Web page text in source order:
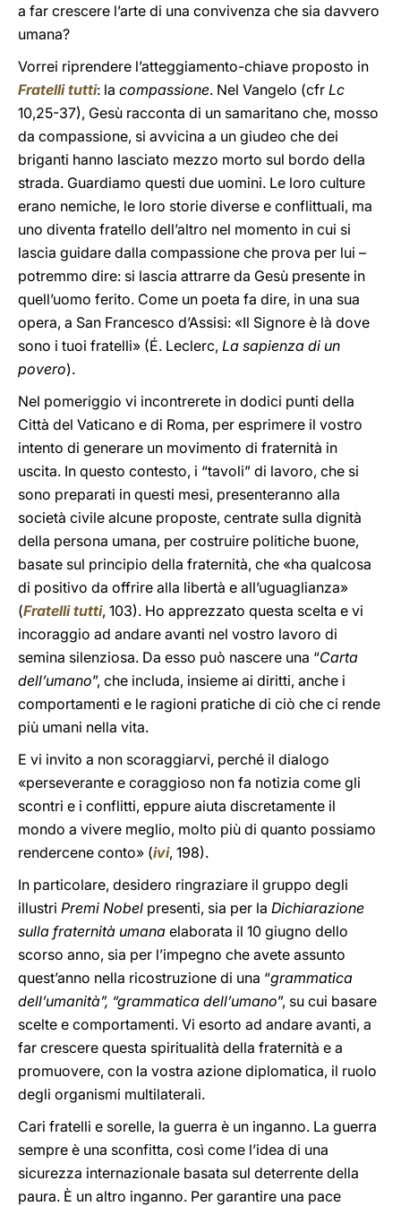
a far crescere l’arte di una convivenza che sia davvero
umana?
Vorrei riprendere l’atteggiamento-chiave proposto in
Fratelli tutti: la compassione. Nel Vangelo (cfr Lc
10,25-37), Gesù racconta di un samaritano che, mosso
da compassione, si avvicina a un giudeo che dei
briganti hanno lasciato mezzo morto sul bordo della
strada. Guardiamo questi due uomini. Le loro culture
erano nemiche, le loro storie diverse e conflittuali, ma
uno diventa fratello dell’altro nel momento in cui si
lascia guidare dalla compassione che prova per lui –
potremmo dire: si lascia attrarre da Gesù presente in
quell’uomo ferito. Come un poeta fa dire, in una sua
opera, a San Francesco d’Assisi: «Il Signore è là dove
sono i tuoi fratelli» (É. Leclerc, La sapienza di un
povero).
Nel pomeriggio vi incontrerete in dodici punti della
Città del Vaticano e di Roma, per esprimere il vostro
intento di generare un movimento di fraternità in
uscita. In questo contesto, i “tavoli” di lavoro, che si
sono preparati in questi mesi, presenteranno alla
società civile alcune proposte, centrate sulla dignità
della persona umana, per costruire politiche buone,
basate sul principio della fraternità, che «ha qualcosa
di positivo da offrire alla libertà e all’uguaglianza»
(Fratelli tutti, 103). Ho apprezzato questa scelta e vi
incoraggio ad andare avanti nel vostro lavoro di
semina silenziosa. Da esso può nascere una “Carta
dell’umano”, che includa, insieme ai diritti, anche i
comportamenti e le ragioni pratiche di ciò che ci rende
più umani nella vita.
E vi invito a non scoraggiarvi, perché il dialogo
«perseverante e coraggioso non fa notizia come gli
scontri e i conflitti, eppure aiuta discretamente il
mondo a vivere meglio, molto più di quanto possiamo
rendercene conto» (ivi, 198).
In particolare, desidero ringraziare il gruppo degli
illustri Premi Nobel presenti, sia per la Dichiarazione
sulla fraternità umana elaborata il 10 giugno dello
scorso anno, sia per l’impegno che avete assunto
quest’anno nella ricostruzione di una “grammatica
dell’umanità”, “grammatica dell’umano”, su cui basare
scelte e comportamenti. Vi esorto ad andare avanti, a
far crescere questa spiritualità della fraternità e a
promuovere, con la vostra azione diplomatica, il ruolo
degli organismi multilaterali.
Cari fratelli e sorelle, la guerra è un inganno. La guerra
sempre è una sconfitta, così come l’idea di una
sicurezza internazionale basata sul deterrente della
paura. È un altro inganno. Per garantire una pace